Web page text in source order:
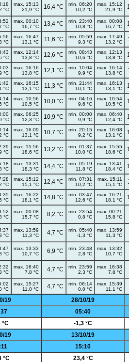
°C
max. 15:13
21,9 °C
16,4 °C
min. 06:20
10,2 °C
max. 15:12
21,9 °C
°C
max. 00:10
16,7 °C
13,4 °C
min. 23:40
10,8 °C
max. 00:08
16,7 °C
°C
max. 16:47
13,1 °C
11,6 °C
min. 05:59
9,3 °C
max. 17:49
13,2 °C
°C
max. 12:14
13,8 °C
12,6 °C
min. 08:43
10,6 °C
max. 12:13
13,8 °C
°C
max. 16:16
13,8 °C
12,1 °C
min. 10:04
9,9 °C
max. 16:14
13,8 °C
°C
max. 16:15
13,1 °C
11,3 °C
min. 21:44
10,1 °C
max. 16:13
13,1 °C
°C
max. 10:56
10,5 °C
10,0 °C
min. 04:16
9,6 °C
max. 10:54
10,5 °C
°C
max. 06:25
12,3 °C
10,9 °C
min. 00:00
9,9 °C
max. 06:40
12,4 °C
°C
max. 16:09
13,1 °C
10,7 °C
min. 20:15
9,2 °C
max. 16:08
13,1 °C
°C
max. 15:56
18,6 °C
13,2 °C
min. 01:37
10,0 °C
max. 15:55
18,6 °C
°C
max. 13:31
18,3 °C
14,4 °C
min. 05:19
11,8 °C
max. 13:41
18,4 °C
°C
max. 15:12
15,1 °C
12,4 °C
min. 07:31
10,2 °C
max. 15:11
15,1 °C
°C
max. 16:22
18,1 °C
14,8 °C
min. 03:47
12,6 °C
max. 16:21
18,1 °C
°C
max. 00:08
15,7 °C
8,2 °C
min. 23:54
0,8 °C
max. 00:21
15,8 °C
°C
max. 13:59
11,3 °C
4,7 °C
min. 05:40
-1,3 °C
max. 13:59
11,3 °C
°C
max. 13:33
10,7 °C
6,9 °C
min. 23:48
2,8 °C
max. 13:32
10,7 °C
°C
max. 16:40
7,8 °C
4,7 °C
min. 23:59
2,3 °C
max. 16:38
7,8 °C
°C
max. 15:27
11,0 °C
4,7 °C
min. 06:14
0,0 °C
max. 15:39
11,1 °C
19 28/10/19
05:40
°C -1,3 °C
19 13/10/19
15:10
°C 23,4 °C